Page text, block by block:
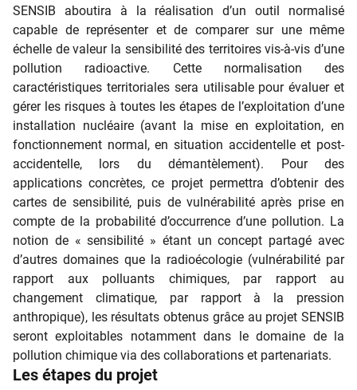
SENSIB aboutira à la réalisation d’un outil normalisé
capable de représenter et de comparer sur une même
échelle de valeur la sensibilité des territoires vis-à-vis d’une
pollution radioactive. Cette normalisation des
caractéristiques territoriales sera utilisable pour évaluer et
gérer les risques à toutes les étapes de l’exploitation d’une
installation nucléaire (avant la mise en exploitation, en
fonctionnement normal, en situation accidentelle et post-
accidentelle, lors du démantèlement). Pour des
applications concrètes, ce projet permettra d’obtenir des
cartes de sensibilité, puis de vulnérabilité après prise en
compte de la probabilité d’occurrence d’une pollution. La
notion de « sensibilité » étant un concept partagé avec
d’autres domaines que la radioécologie (vulnérabilité par
rapport aux polluants chimiques, par rapport au
changement climatique, par rapport à la pression
anthropique), les résultats obtenus grâce au projet SENSIB
seront exploitables notamment dans le domaine de la
pollution chimique via des collaborations et partenariats.
Les étapes du projet